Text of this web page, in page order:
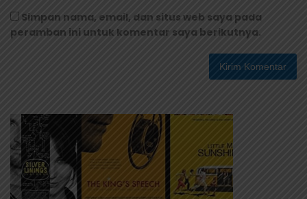
Simpan nama, email, dan situs web saya pada
peramban ini untuk komentar saya berikutnya.